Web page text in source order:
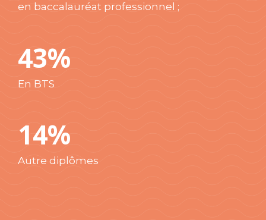
en baccalauréat professionnel ;
43%
En BTS
14%
Autre diplômes